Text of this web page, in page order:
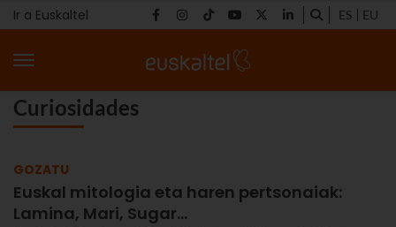
Ir a Euskaltel ES EU
Curiosidades
GOZATU
Euskal mitologia eta haren pertsonaiak:
Lamina, Mari, Sugar...